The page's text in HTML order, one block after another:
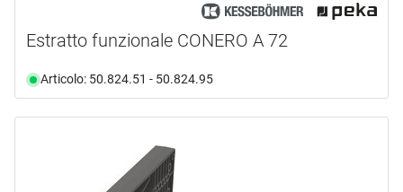
Estratto funzionale CONERO A 72
Articolo: 50.824.51 - 50.824.95